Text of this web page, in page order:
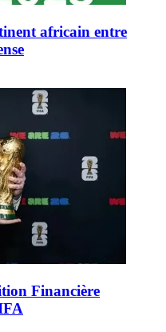
africain entre
Financière